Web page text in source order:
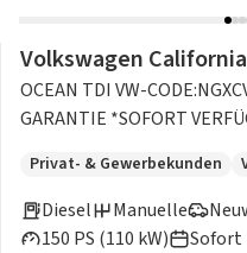
Volkswagen California
OCEAN TDI VW-
GARANTIE *SOFORT
Privat- & Gewerbekunden
Diesel
150 PS (110 kW)
Manuelle
Sofort